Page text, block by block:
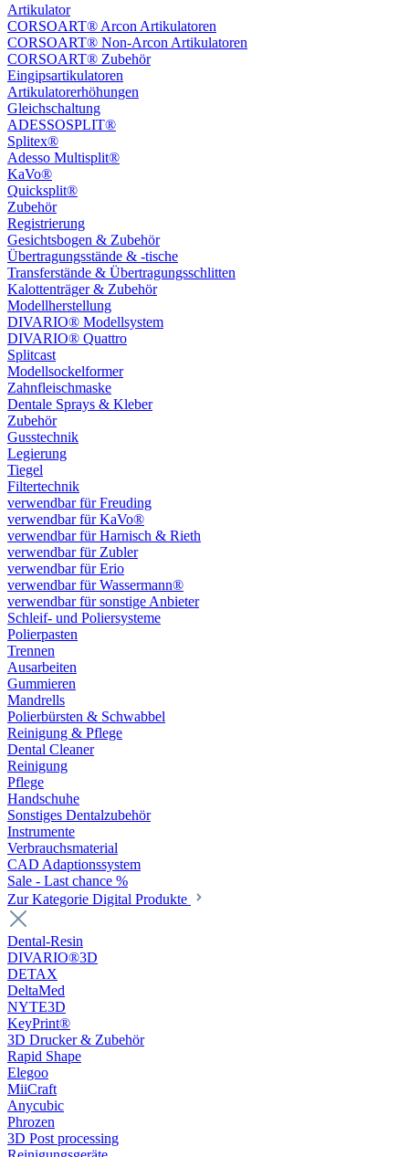
Artikulator
CORSOART® Arcon Artikulatoren
CORSOART® Non-Arcon Artikulatoren
CORSOART® Zubehör
Eingipsartikulatoren
Artikulatorerhöhungen
Gleichschaltung
ADESSOSPLIT®
Splitex®
Adesso Multisplit®
KaVo®
Quicksplit®
Zubehör
Registrierung
Gesichtsbogen & Zubehör
Übertragungsstände & -tische
Transferstände & Übertragungsschlitten
Kalottenträger & Zubehör
Modellherstellung
DIVARIO® Modellsystem
DIVARIO® Quattro
Splitcast
Modellsockelformer
Zahnfleischmaske
Dentale Sprays & Kleber
Zubehör
Gusstechnik
Legierung
Tiegel
Filtertechnik
verwendbar für Freuding
verwendbar für KaVo®
verwendbar für Harnisch & Rieth
verwendbar für Zubler
verwendbar für Erio
verwendbar für Wassermann®
verwendbar für sonstige Anbieter
Schleif- und Poliersysteme
Polierpasten
Trennen
Ausarbeiten
Gummieren
Mandrells
Polierbürsten & Schwabbel
Reinigung & Pflege
Dental Cleaner
Reinigung
Pflege
Handschuhe
Sonstiges Dentalzubehör
Instrumente
Verbrauchsmaterial
CAD Adaptionssystem
Sale - Last chance %
Zur Kategorie Digital Produkte
Dental-Resin
DIVARIO®3D
DETAX
DeltaMed
NYTE3D
KeyPrint®
3D Drucker & Zubehör
Rapid Shape
Elegoo
MiiCraft
Anycubic
Phrozen
3D Post processing